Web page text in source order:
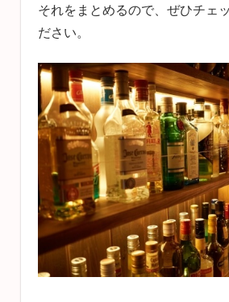
それをまとめるので、ぜひチェ
ださい。